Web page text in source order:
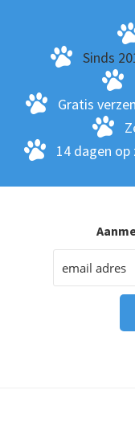
Sinds
Gratis
14 dagen op